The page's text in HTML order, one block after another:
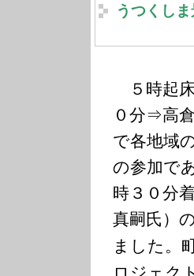
うつくし
５時起
０分⇒高
で各地域
の参加で
時３０分
真嗣氏）
ました。